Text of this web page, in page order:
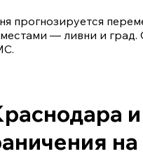
прогнозируется
— ливни и град.